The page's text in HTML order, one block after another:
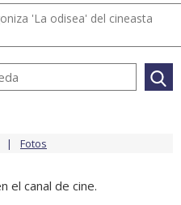
'La odisea' del cineasta
Fotos
el canal de cine.